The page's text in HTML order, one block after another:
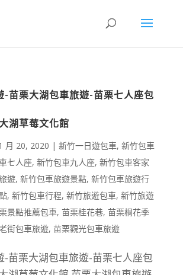
-苗栗大湖包車旅遊-苗栗七人座包
湖草莓文化館
月 20, 2020 | 新竹一日遊包車, 新竹包車
七人座, 新竹包車九人座, 新竹包車客家
遊, 新竹包車旅遊景點, 新竹包車旅遊行
, 新竹包車行程, 新竹旅遊包車, 新竹旅遊
景點推薦包車, 苗栗桂花巷, 苗栗桐花季
街包車旅遊, 苗栗觀光包車旅遊
-苗栗大湖包車旅遊-苗栗七人座包